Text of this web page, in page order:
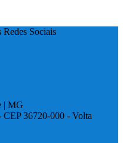
Redes Sociais
| MG
36720-000 - Volta